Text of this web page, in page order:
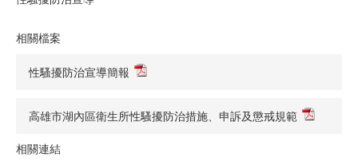
相關檔案
性騷擾防治宣導簡報
高雄市湖內區衛生所性騷擾防治措施、申訴及懲戒規範
相關連結